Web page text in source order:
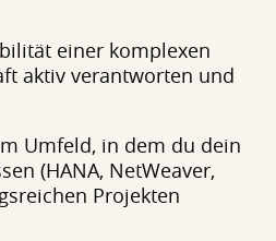
einer komplexen
aktiv verantworten und
Umfeld, in dem du dein
(HANA, NetWeaver,
Projekten